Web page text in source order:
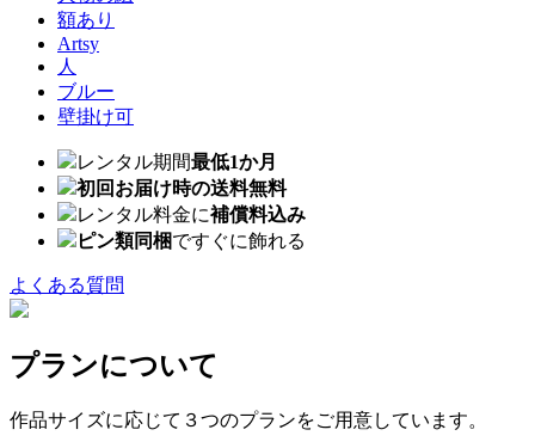
額あり
Artsy
人
ブルー
壁掛け可
レンタル期間最低1か月
初回お届け時の送料無料
レンタル料金に補償料込み
ピン類同梱ですぐに飾れる
よくある質問
プランについて
作品サイズに応じて３つのプランをご用意しています。